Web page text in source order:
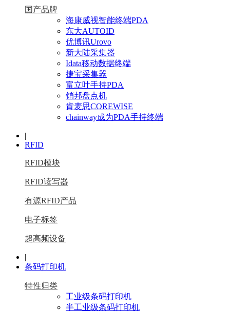
国产品牌
海康威视智能终端PDA
东大AUTOID
优博讯Urovo
新大陆采集器
Idata移动数据终端
捷宝采集器
富立叶手持PDA
销邦盘点机
肯麦思COREWISE
chainway成为PDA手持终端
|
RFID
RFID模块
RFID读写器
有源RFID产品
电子标签
超高频设备
|
条码打印机
特性归类
工业级条码打印机
半工业级条码打印机